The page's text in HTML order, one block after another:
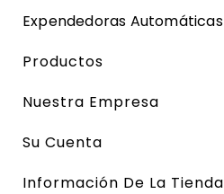
Expendedoras Automáticas
Productos
Nuestra Empresa
Su Cuenta
Información De La Tienda